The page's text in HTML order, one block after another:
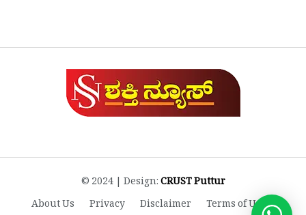
© 2024 | Design:CRUST Puttur
About Us
Privacy Disclaimer
Terms of Use